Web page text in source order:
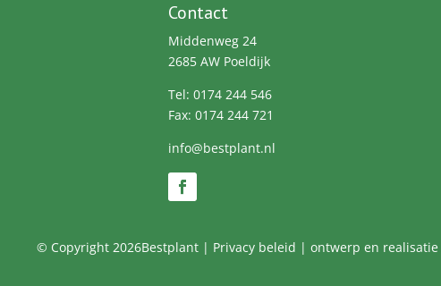
Contact
Middenweg 24
2685 AW Poeldijk
Tel: 0174 244 546
Fax: 0174 244 721
info@bestplant.nl
© Copyright 2026Bestplant | Privacy beleid | ontwerp en realisatie